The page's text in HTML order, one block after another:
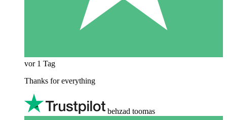
vor 1 Tag
Thanks for everything
behzad toomas